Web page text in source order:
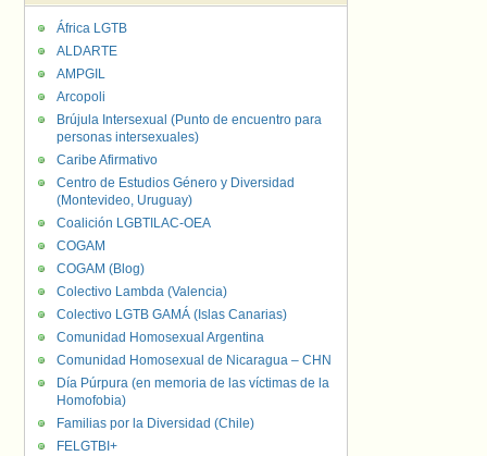
África LGTB
ALDARTE
AMPGIL
Arcopoli
Brújula Intersexual (Punto de encuentro para
personas intersexuales)
Caribe Afirmativo
Centro de Estudios Género y Diversidad
(Montevideo, Uruguay)
Coalición LGBTILAC-OEA
COGAM
COGAM (Blog)
Colectivo Lambda (Valencia)
Colectivo LGTB GAMÁ (Islas Canarias)
Comunidad Homosexual Argentina
Comunidad Homosexual de Nicaragua – CHN
Día Púrpura (en memoria de las víctimas de la
Homofobia)
Familias por la Diversidad (Chile)
FELGTBI+